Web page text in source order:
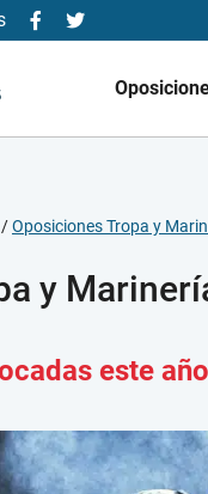
/Oposiciones Tropa y
y
este año